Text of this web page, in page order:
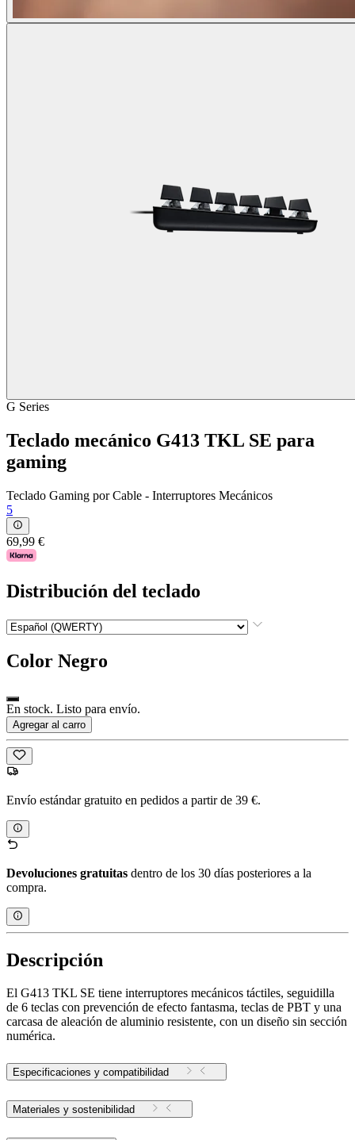
G Series
Teclado mecánico G413 TKL SE para
gaming
Teclado Gaming por Cable - Interruptores Mecánicos
5
69,99 €
Distribución del teclado
Color Negro
En stock. Listo para envío.
Agregar al carro
Envío estándar gratuito en pedidos a partir de 39 €.
Devoluciones gratuitas dentro de los 30 días posteriores a la
compra.
Descripción
El G413 TKL SE tiene interruptores mecánicos táctiles, seguidilla
de 6 teclas con prevención de efecto fantasma, teclas de PBT y una
carcasa de aleación de aluminio resistente, con un diseño sin sección
numérica.
Especificaciones y compatibilidad
Materiales y sostenibilidad